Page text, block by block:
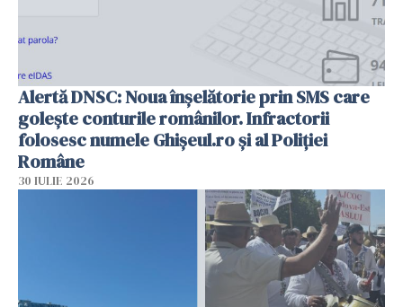
Alertă DNSC: Noua înșelătorie prin SMS care
golește conturile românilor. Infractorii
folosesc numele Ghișeul.ro și al Poliției
Române
30 IULIE 2026